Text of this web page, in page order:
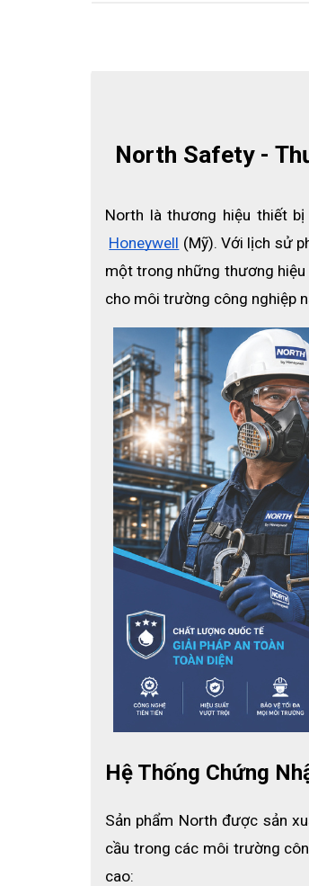
North Safety -
North là thương hiệu thiết
Honeywell (Mỹ). Với lịch sử
một trong những thương hiệu
cho môi trường công nghiệp
Hệ Thống Chứng
Sản phẩm North được sản
cầu trong các môi trường
cao: